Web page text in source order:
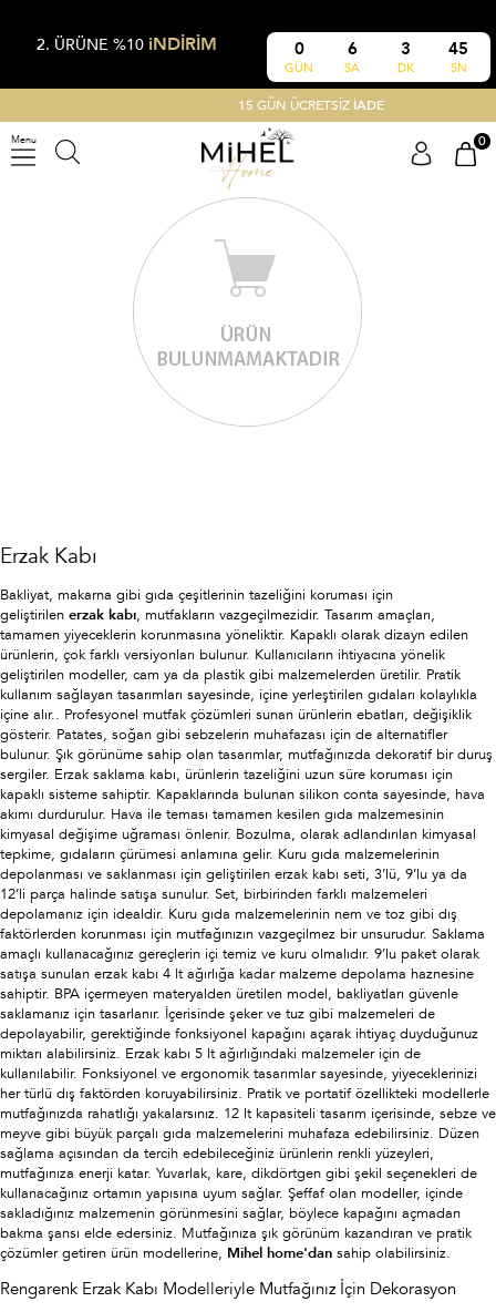
2. ÜRÜNE %10 iNDİRİM 0
GÜN
6
SA
3
DK
44
SN
15 GÜN ÜCRETSİZ İADE
Menu 0
Erzak Kabı
Bakliyat, makarna gibi gıda çeşitlerinin tazeliğini koruması için
geliştirilen erzak kabı, mutfakların vazgeçilmezidir. Tasarım amaçları,
tamamen yiyeceklerin korunmasına yöneliktir. Kapaklı olarak dizayn edilen
ürünlerin, çok farklı versiyonları bulunur. Kullanıcıların ihtiyacına yönelik
geliştirilen modeller, cam ya da plastik gibi malzemelerden üretilir. Pratik
kullanım sağlayan tasarımları sayesinde, içine yerleştirilen gıdaları kolaylıkla
içine alır.. Profesyonel mutfak çözümleri sunan ürünlerin ebatları, değişiklik
gösterir. Patates, soğan gibi sebzelerin muhafazası için de alternatifler
bulunur. Şık görünüme sahip olan tasarımlar, mutfağınızda dekoratif bir duruş
sergiler. Erzak saklama kabı, ürünlerin tazeliğini uzun süre koruması için
kapaklı sisteme sahiptir. Kapaklarında bulunan silikon conta sayesinde, hava
akımı durdurulur. Hava ile teması tamamen kesilen gıda malzemesinin
kimyasal değişime uğraması önlenir. Bozulma, olarak adlandırılan kimyasal
tepkime, gıdaların çürümesi anlamına gelir. Kuru gıda malzemelerinin
depolanması ve saklanması için geliştirilen erzak kabı seti, 3’lü, 9’lu ya da
12’li parça halinde satışa sunulur. Set, birbirinden farklı malzemeleri
depolamanız için idealdir. Kuru gıda malzemelerinin nem ve toz gibi dış
faktörlerden korunması için mutfağınızın vazgeçilmez bir unsurudur. Saklama
amaçlı kullanacağınız gereçlerin içi temiz ve kuru olmalıdır. 9’lu paket olarak
satışa sunulan erzak kabı 4 lt ağırlığa kadar malzeme depolama haznesine
sahiptir. BPA içermeyen materyalden üretilen model, bakliyatları güvenle
saklamanız için tasarlanır. İçerisinde şeker ve tuz gibi malzemeleri de
depolayabilir, gerektiğinde fonksiyonel kapağını açarak ihtiyaç duyduğunuz
miktarı alabilirsiniz. Erzak kabı 5 lt ağırlığındaki malzemeler için de
kullanılabilir. Fonksiyonel ve ergonomik tasarımlar sayesinde, yiyeceklerinizi
her türlü dış faktörden koruyabilirsiniz. Pratik ve portatif özellikteki modellerle
mutfağınızda rahatlığı yakalarsınız. 12 lt kapasiteli tasarım içerisinde, sebze ve
meyve gibi büyük parçalı gıda malzemelerini muhafaza edebilirsiniz. Düzen
sağlama açısından da tercih edebileceğiniz ürünlerin renkli yüzeyleri,
mutfağınıza enerji katar. Yuvarlak, kare, dikdörtgen gibi şekil seçenekleri de
kullanacağınız ortamın yapısına uyum sağlar. Şeffaf olan modeller, içinde
sakladığınız malzemenin görünmesini sağlar, böylece kapağını açmadan
bakma şansı elde edersiniz. Mutfağınıza şık görünüm kazandıran ve pratik
çözümler getiren ürün modellerine, Mihel home'dan sahip olabilirsiniz.
Rengarenk Erzak Kabı Modelleriyle Mutfağınız İçin Dekorasyon